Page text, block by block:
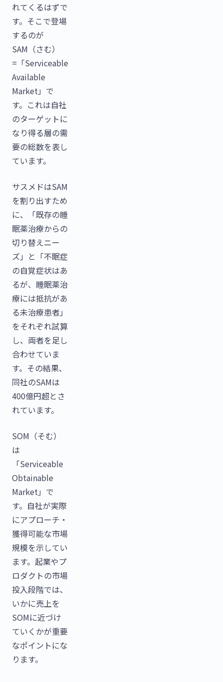
れてくるはずで
す。そこで登場
するのが
SAM（さむ）
=「Serviceable
Available
Market」で
す。これは自社
のターゲットに
なり得る層の需
要の総数を表し
ています。
サスメドはSAM
を割り出すため
に、「既存の睡
眠薬治療からの
切り替えニー
ズ」と「不眠症
の自覚症状はあ
るが、睡眠薬治
療には抵抗があ
る未治療患者」
をそれぞれ試算
し、両者を足し
合わせていま
す。その結果、
同社のSAMは
400億円超とさ
れています。
SOM（そむ）
は
「Serviceable
Obtainable
Market」で
す。自社が実際
にアプローチ・
獲得可能な市場
規模を示してい
ます。起業やプ
ロダクトの市場
投入段階では、
いかに売上を
SOMに近づけ
ていくかが重要
なポイントにな
ります。